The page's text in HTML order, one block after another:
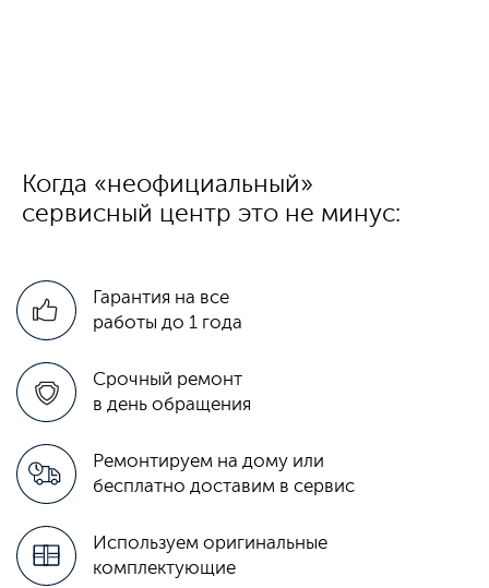
Когда «неофициальный»
сервисный центр это не минус:
Гарантия на все
работы до 1 года
Срочный ремонт
в день обращения
Ремонтируем на дому или
бесплатно доставим в сервис
Используем оригинальные
комплектующие